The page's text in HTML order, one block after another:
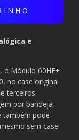
e
o Módulo 60HE+
no case original
terceiros
por bandeja
também pode
sem case